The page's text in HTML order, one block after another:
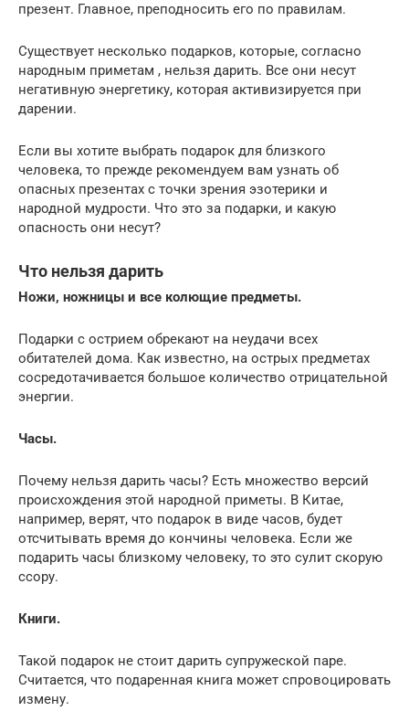
презент. Главное, преподносить его по правилам.
Существует несколько подарков, которые, согласно
народным приметам , нельзя дарить. Все они несут
негативную энергетику, которая активизируется при
дарении.
Если вы хотите выбрать подарок для близкого
человека, то прежде рекомендуем вам узнать об
опасных презентах с точки зрения эзотерики и
народной мудрости. Что это за подарки, и какую
опасность они несут?
Что нельзя дарить
Ножи, ножницы и все колющие предметы.
Подарки с острием обрекают на неудачи всех
обитателей дома. Как известно, на острых предметах
сосредотачивается большое количество отрицательной
энергии.
Часы.
Почему нельзя дарить часы? Есть множество версий
происхождения этой народной приметы. В Китае,
например, верят, что подарок в виде часов, будет
отсчитывать время до кончины человека. Если же
подарить часы близкому человеку, то это сулит скорую
ссору.
Книги.
Такой подарок не стоит дарить супружеской паре.
Считается, что подаренная книга может спровоцировать
измену.